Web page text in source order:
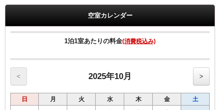
※ご予定の変更により1泊の場合は、通常料金となります。
空室カレンダー
1泊1室あたりの料金(消費税込み)
< 2025年10月 >
日 月 火 水 木 金 土